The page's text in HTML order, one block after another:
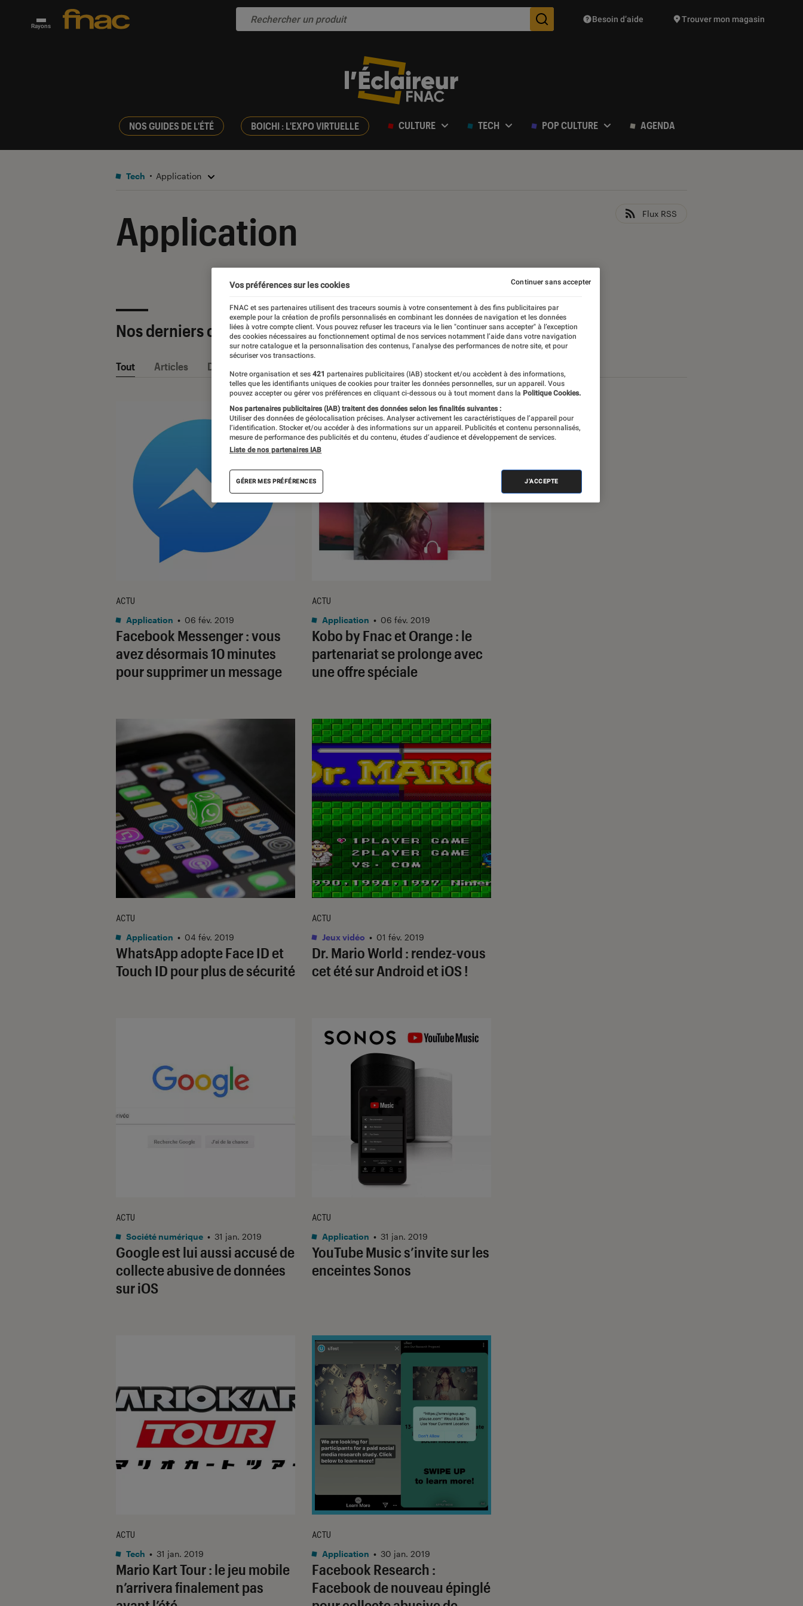
Rayons Des suggestions de produits vont vous être proposées
Besoin d’aide Trouver mon magasin
NOS GUIDES DE L'ÉTÉ BOICHI : L'EXPO VIRTUELLE CULTURE TECH POP CULTURE AGENDA
Tech Application
Application Flux RSS
Nos derniers contenus
Tout Articles Dossiers
Facebook Messenger : vous
avez désormais 10 minutes
pour supprimer un message
ACTU
Application • 06 fév. 2019
Kobo by Fnac et Orange : le
partenariat se prolonge avec
une offre spéciale
ACTU
Application • 06 fév. 2019
WhatsApp adopte Face ID et
Touch ID pour plus de sécurité
ACTU
Application • 04 fév. 2019
Dr. Mario World : rendez-vous
cet été sur Android et iOS !
ACTU
Jeux vidéo • 01 fév. 2019
Google est lui aussi accusé de
collecte abusive de données
sur iOS
ACTU
Société numérique • 31 jan. 2019
YouTube Music s’invite sur les
enceintes Sonos
ACTU
Application • 31 jan. 2019
Mario Kart Tour : le jeu mobile
n’arrivera finalement pas
ACTU
Tech • 31 jan. 2019
Facebook Research :
Facebook de nouveau épinglé
ACTU
Application • 30 jan. 2019
Vos préférences sur les cookies
FNAC et ses partenaires utilisent des traceurs soumis à votre consentement à des fins publicitaires par
exemple pour la création de profils personnalisés en combinant les données de navigation et les données
liées à votre compte client. Vous pouvez refuser les traceurs via le lien "continuer sans accepter" à l’exception
des cookies nécessaires au fonctionnement optimal de nos services notamment l’aide dans votre navigation
sur notre catalogue et la personnalisation des contenus, l’analyse des performances de notre site, et pour
sécuriser vos transactions.
Notre organisation et ses 421 partenaires publicitaires (IAB) stockent et/ou accèdent à des informations,
telles que les identifiants uniques de cookies pour traiter les données personnelles, sur un appareil. Vous
pouvez accepter ou gérer vos préférences en cliquant ci-dessous ou à tout moment dans la Politique Cookies.
Nos partenaires publicitaires (IAB) traitent des données selon les finalités suivantes :
Utiliser des données de géolocalisation précises. Analyser activement les caractéristiques de l’appareil pour
l’identification. Stocker et/ou accéder à des informations sur un appareil. Publicités et contenu personnalisés,
mesure de performance des publicités et du contenu, études d’audience et développement de services.
Liste de nos partenaires IAB
GÉRER MES PRÉFÉRENCES J'ACCEPTE
Continuer sans accepter